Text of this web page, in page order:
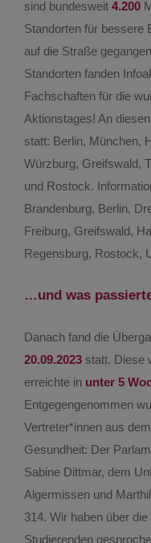
sind bundesweit 4.200
Standorten für bessere
auf die Straße
Standorten fanden
Fachschaften für die
Aktionstages! An
statt: Berlin, München,
Würzburg, Greifswald,
und Rostock.
Brandenburg, Berlin,
Freiburg, Greifswald,
Regensburg, Rostock,
…und was
Danach fand die
20.09.2023 statt. Diese
erreichte in unter 5
Entgegengenommen
Vertreter*innen aus
Gesundheit: Der
Sabine Dittmar, dem
Algermissen und
314. Wir haben über
Studierenden